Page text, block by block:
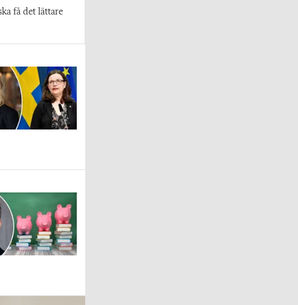
få det lättare